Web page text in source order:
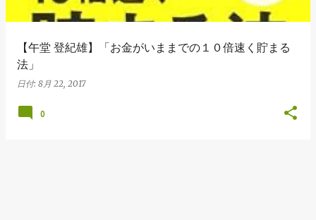
【午堂 登紀雄】「お金がいままでの１０倍速く貯まる
法」
日付: 8月 22, 2017
0